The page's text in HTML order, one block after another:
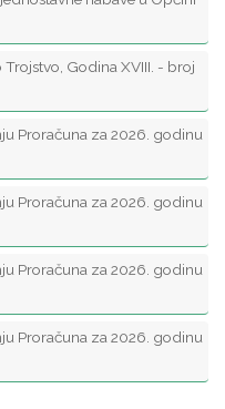
Godina XVIII. - broj
Proračuna za 2026. godinu
Proračuna za 2026. godinu
Proračuna za 2026. godinu
Proračuna za 2026. godinu